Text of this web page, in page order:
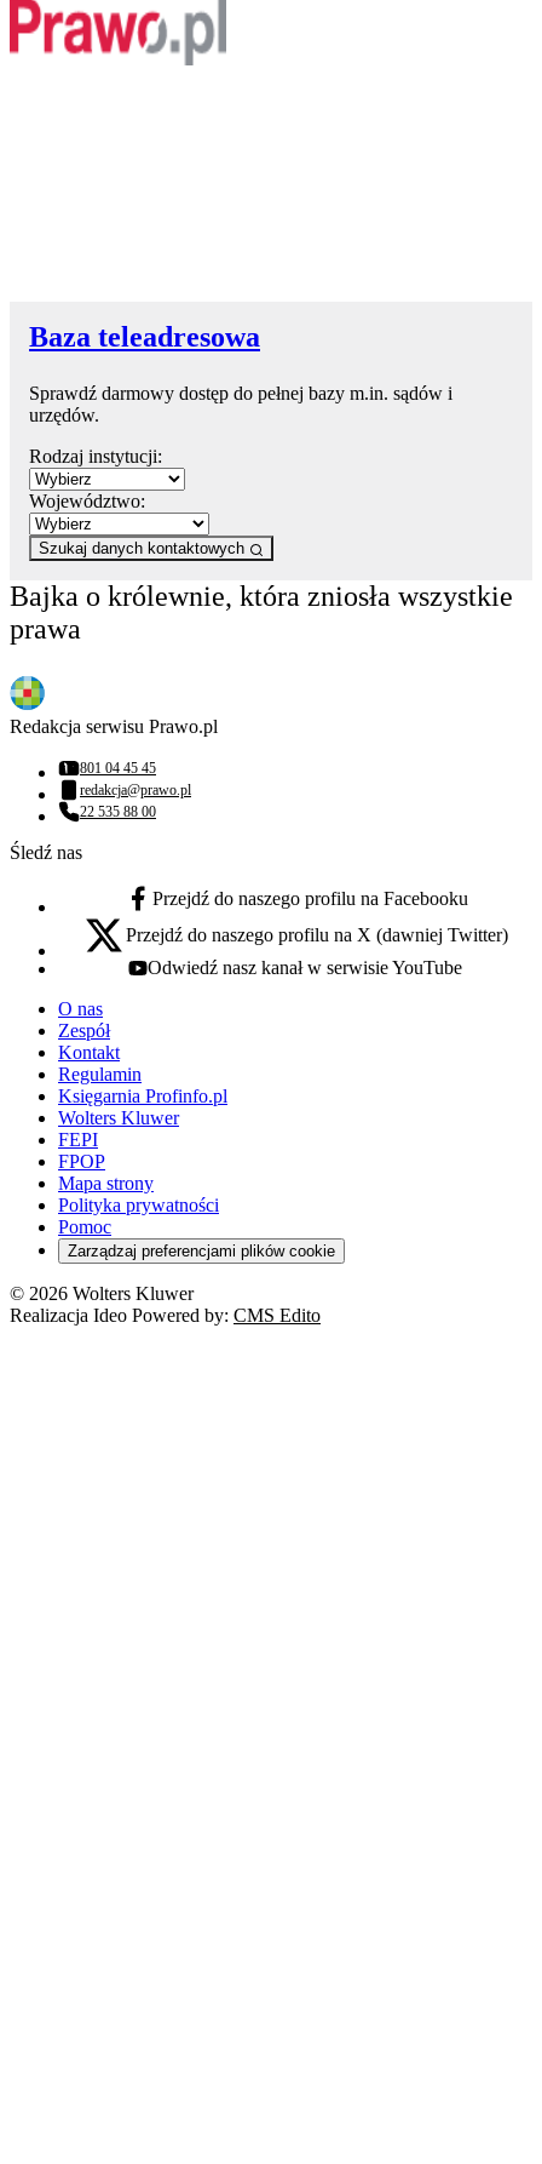
Baza teleadresowa
Sprawdź darmowy dostęp do pełnej bazy m.in. sądów i
urzędów.
Rodzaj instytucji:
Województwo:
Szukaj danych kontaktowych
Bajka o królewnie, która zniosła wszystkie
prawa
Redakcja serwisu Prawo.pl
Numer telefonu:
801 04 45 45
Adres email:
redakcja@prawo.pl
Numer telefonu:
22 535 88 00
Śledź nas
facebook - otwiera się w nowej karcie
Przejdź do naszego profilu na Facebooku
x - otwiera się w nowej karcie
Przejdź do naszego profilu na X (dawniej Twitter)
youtube - otwiera się w nowej karcie
Odwiedź nasz kanał w serwisie YouTube
O nas
Zespół
Kontakt
Regulamin
Księgarnia Profinfo.pl
Wolters Kluwer
FEPI
FPOP
Mapa strony
Polityka prywatności
Pomoc
Zarządzaj preferencjami plików cookie
© 2026 Wolters Kluwer
Realizacja Ideo Powered by: CMS Edito